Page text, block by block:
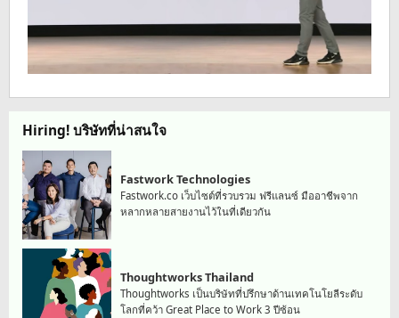
Hiring! บริษัทที่น่าสนใจ
Fastwork Technologies
Fastwork.co เว็บไซต์ที่รวบรวม ฟรีแลนซ์ มืออาชีพจาก
หลากหลายสายงานไว้ในที่เดียวกัน
Thoughtworks Thailand
Thoughtworks เป็นบริษัทที่ปรึกษาด้านเทคโนโยลีระดับ
โลกที่คว้า Great Place to Work 3 ปีซ้อน